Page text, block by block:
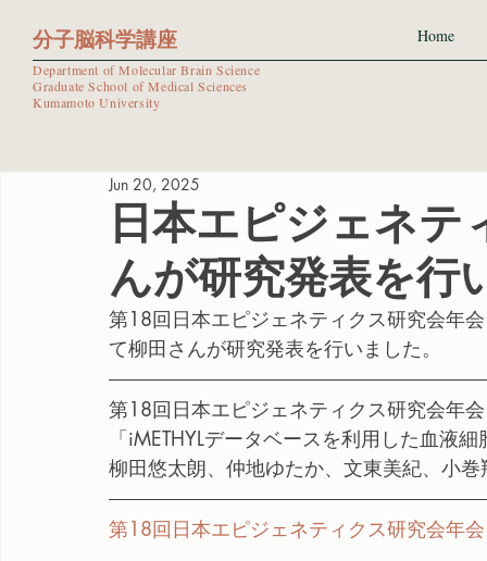
分子脳科学講座
Department of Molecular Brain Science
Graduate School of Medical Sciences
Kumamoto University
Home
日本エピジェネテ
んが研究発表を行
Jun 20, 2025
第18回日本エピジェネティクス研究会年
て柳田さんが研究発表を行いました。
第18回日本エピジェネティクス研究会年
「iMETHYLデータベースを利用した血液
柳田悠太朗、仲地ゆたか、文東美紀、小
第18回日本エピジェネティクス研究会年会